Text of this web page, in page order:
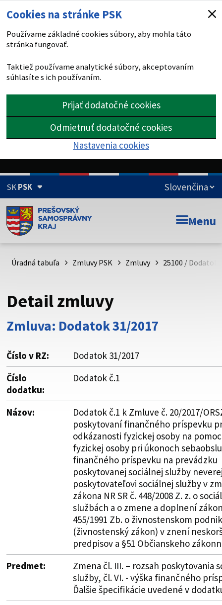
Cookies na stránke PSK
Používame základné cookies súbory, aby mohla táto
stránka fungovať.
Taktiež používame analytické súbory, akceptovaním
súhlasíte s ich používaním.
Prijať dodatočné cookies
Odmietnuť dodatočné cookies
Nastavenia cookies
SKPSK
Doména psk.sk je oficiálna
Toto je oficiálna webová stránka Prešovského
psk.sk.
Buďte pozorní a vždy sa uistite, že zdieľate informácie iba
cez zabezpečenú webovú stránku. Zabezpečená stránka
vždy začína https:// pred názvom domény webového sídla.
Menu
Úradná tabuľa Zmluvy PSK Zmluvy 25100 / Dodatok
Detail zmluvy
Zmluva: Dodatok 31/2017
Číslo v RZ:
Dodatok 31/2017
Číslo
dodatku:
Dodatok č.1
Názov:
Dodatok č.1 k Zmluve č. 20/2017/
poskytovaní finančného príspevku
odkázanosti fyzickej osoby na
fyzickej osoby pri úkonoch
finančného príspevku na prevádzku
poskytovanej sociálnej služby
poskytovateľovi sociálnej služby v
zákona NR SR č. 448/2008 Z. z. o
službách a o zmene a doplnení
455/1991 Zb. o živnostenskom
(živnostenský zákon) v znení
predpisov a §51 Občianskeho
Predmet:
Zmena čl. III. – rozsah poskytovania
služby, čl. VI. - výška finančného
Ďalšie špecifikácie uvedené v